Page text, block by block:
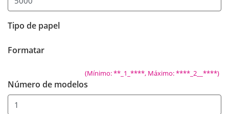
Tipo de papel
Formatar
(Mínimo: **_1_****, Máximo: ****_2__****)
Número de modelos